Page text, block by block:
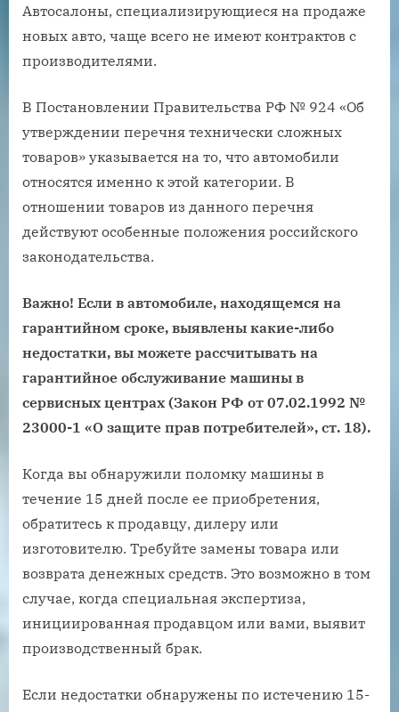
Автосалоны, специализирующиеся на продаже
новых авто, чаще всего не имеют контрактов с
производителями.
В Постановлении Правительства РФ № 924 «Об
утверждении перечня технически сложных
товаров» указывается на то, что автомобили
относятся именно к этой категории. В
отношении товаров из данного перечня
действуют особенные положения российского
законодательства.
Важно! Если в автомобиле, находящемся на
гарантийном сроке, выявлены какие-либо
недостатки, вы можете рассчитывать на
гарантийное обслуживание машины в
сервисных центрах (Закон РФ от 07.02.1992 №
23000-1 «О защите прав потребителей», ст. 18).
Когда вы обнаружили поломку машины в
течение 15 дней после ее приобретения,
обратитесь к продавцу, дилеру или
изготовителю. Требуйте замены товара или
возврата денежных средств. Это возможно в том
случае, когда специальная экспертиза,
инициированная продавцом или вами, выявит
производственный брак.
Если недостатки обнаружены по истечению 15-